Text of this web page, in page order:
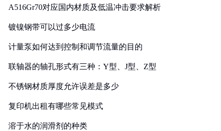
A516Gr70对应国内材质及低温冲击要求解析
镀镍钢带可以过多少电流
计量泵如何达到控制和调节流量的目的
联轴器的轴孔形式有三种：Y型、J型、Z型
不锈钢材质厚度允许误差是多少
复印机出租有哪些常见模式
溶于水的润滑剂的种类